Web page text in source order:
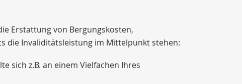
Erstattung von Bergungskosten,
die Invaliditätsleistung im Mittelpunkt stehen:
sich z.B. an einem Vielfachen Ihres